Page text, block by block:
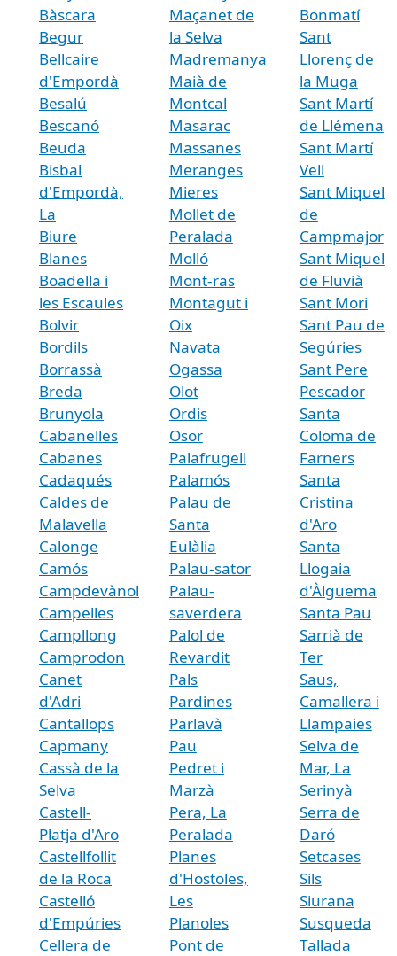
Bàscara
Begur
Bellcaire
d'Empordà
Besalú
Bescanó
Beuda
Bisbal
d'Empordà,
La
Biure
Blanes
Boadella i
les Escaules
Bolvir
Bordils
Borrassà
Breda
Brunyola
Cabanelles
Cabanes
Cadaqués
Caldes de
Malavella
Calonge
Camós
Campdevànol
Campelles
Campllong
Camprodon
Canet
d'Adri
Cantallops
Capmany
Cassà de la
Selva
Castell-
Platja d'Aro
Castellfollit
de la Roca
Castelló
d'Empúries
Cellera de
Maçanet de
la Selva
Madremanya
Maià de
Montcal
Masarac
Massanes
Meranges
Mieres
Mollet de
Peralada
Molló
Mont-ras
Montagut i
Oix
Navata
Ogassa
Olot
Ordis
Osor
Palafrugell
Palamós
Palau de
Santa
Eulàlia
Palau-sator
Palau-
saverdera
Palol de
Revardit
Pals
Pardines
Parlavà
Pau
Pedret i
Marzà
Pera, La
Peralada
Planes
d'Hostoles,
Les
Planoles
Pont de
Bonmatí
Sant
Llorenç de
la Muga
Sant Martí
de Llémena
Sant Martí
Vell
Sant Miquel
de
Campmajor
Sant Miquel
de Fluvià
Sant Mori
Sant Pau de
Segúries
Sant Pere
Pescador
Santa
Coloma de
Farners
Santa
Cristina
d'Aro
Santa
Llogaia
d'Àlguema
Santa Pau
Sarrià de
Ter
Saus,
Camallera i
Llampaies
Selva de
Mar, La
Serinyà
Serra de
Daró
Setcases
Sils
Siurana
Susqueda
Tallada